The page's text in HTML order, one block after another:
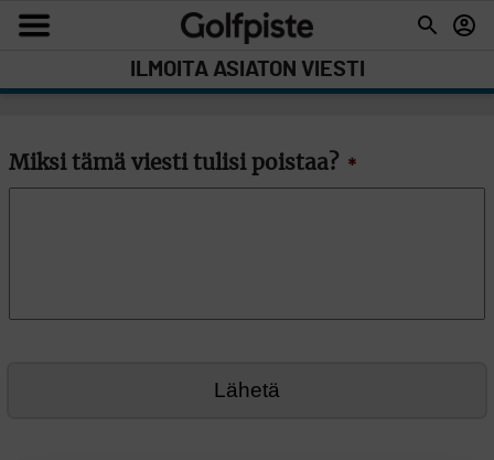
ILMOITA ASIATON VIESTI
Miksi tämä viesti tulisi poistaa? *